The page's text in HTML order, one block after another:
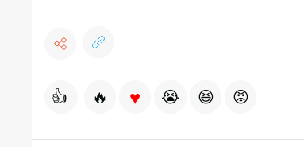
👍 🔥 ♥ 😭 😆 😡